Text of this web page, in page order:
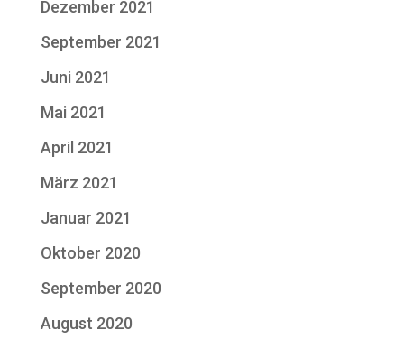
Dezember 2021
September 2021
Juni 2021
Mai 2021
April 2021
März 2021
Januar 2021
Oktober 2020
September 2020
August 2020